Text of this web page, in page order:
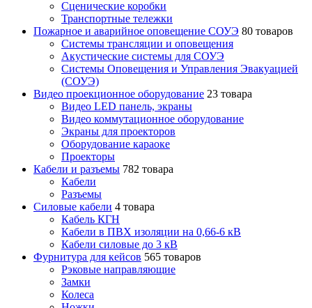
Сценические коробки
Транспортные тележки
Пожарное и аварийное оповещение СОУЭ 80 товаров
Cистемы трансляции и оповещения
Акустические системы для СОУЭ
Системы Оповещения и Управления Эвакуацией
(СОУЭ)
Видео проекционное оборудование 23 товара
Видео LED панель, экраны
Видео коммутационное оборудование
Экраны для проекторов
Оборудование караоке
Проекторы
Кабели и разъемы 782 товара
Кабели
Разъемы
Силовые кабели 4 товара
Кабель КГН
Кабели в ПВХ изоляции на 0,66-6 кВ
Кабели силовые до 3 кВ
Фурнитура для кейсов 565 товаров
Рэковые направляющие
Замки
Колеса